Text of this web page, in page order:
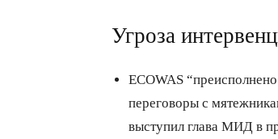
Угроза
ECOWAS
переговоры с
выступил глава МИД в